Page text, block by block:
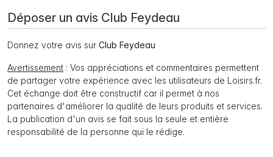
Déposer un avis Club Feydeau
Donnez votre avis sur Club Feydeau
Avertissement : Vos appréciations et commentaires permettent
de partager votre expérience avec les utilisateurs de Loisirs.fr.
Cet échange doit être constructif car il permet à nos
partenaires d'améliorer la qualité de leurs produits et services.
La publication d'un avis se fait sous la seule et entière
responsabilité de la personne qui le rédige.